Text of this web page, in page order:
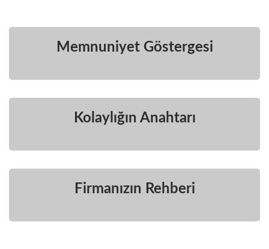
Memnuniyet Göstergesi
Kolaylığın Anahtarı
Firmanızın Rehberi